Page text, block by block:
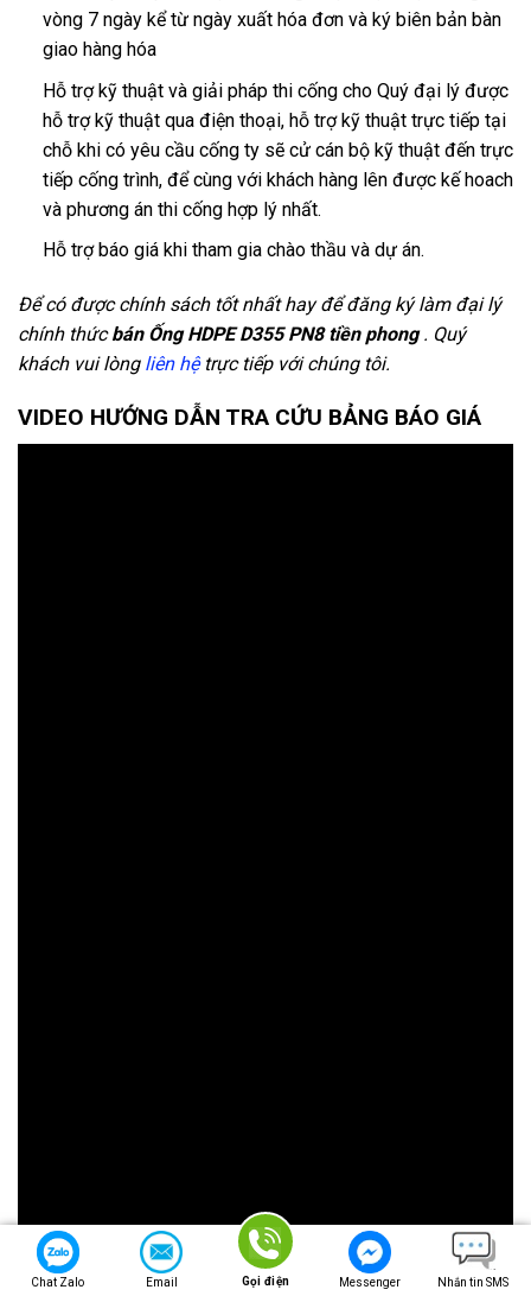
vòng 7 ngày kể từ ngày xuất hóa đơn và ký biên bản bàn
giao hàng hóa
Hỗ trợ kỹ thuật và giải pháp thi cống cho Quý đại lý được
hỗ trợ kỹ thuật qua điện thoại, hỗ trợ kỹ thuật trực tiếp tại
chỗ khi có yêu cầu cống ty sẽ cử cán bộ kỹ thuật đến trực
tiếp cống trình, để cùng với khách hàng lên được kế hoach
và phương án thi cống hợp lý nhất.
Hỗ trợ báo giá khi tham gia chào thầu và dự án.
Để có được chính sách tốt nhất hay để đăng ký làm đại lý
chính thứcbán Ống HDPE D355 PN8 tiền phong. Quý
khách vui lòng liên hệtrực tiếp với chúng tôi.
VIDEO HƯỚNG DẪN TRA CỨU BẢNG BÁO GIÁ
Chat Zalo Email Gọi điện Messenger Nhắn tin SMS